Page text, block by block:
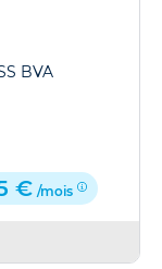
BVA
€ /mois